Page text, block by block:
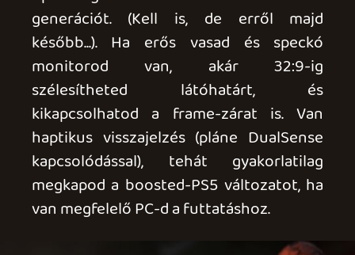
Mi a helyzet az optimalizációval? Nos, a
Death Stranding 2 idő közben generációt
lépett konzolon is, ez pedig érződik a PC
kódon is. Ennek ellenére nem lehet azt
mondani, hogy nem skálázódna jobban a
játék, mint konzolon. Hogy miről
beszélek? Nézzétek, a Death Stranding
első részénél érkezett meg az RTX 2060-
as laptopom, amin a DS 4K DLSS-ben